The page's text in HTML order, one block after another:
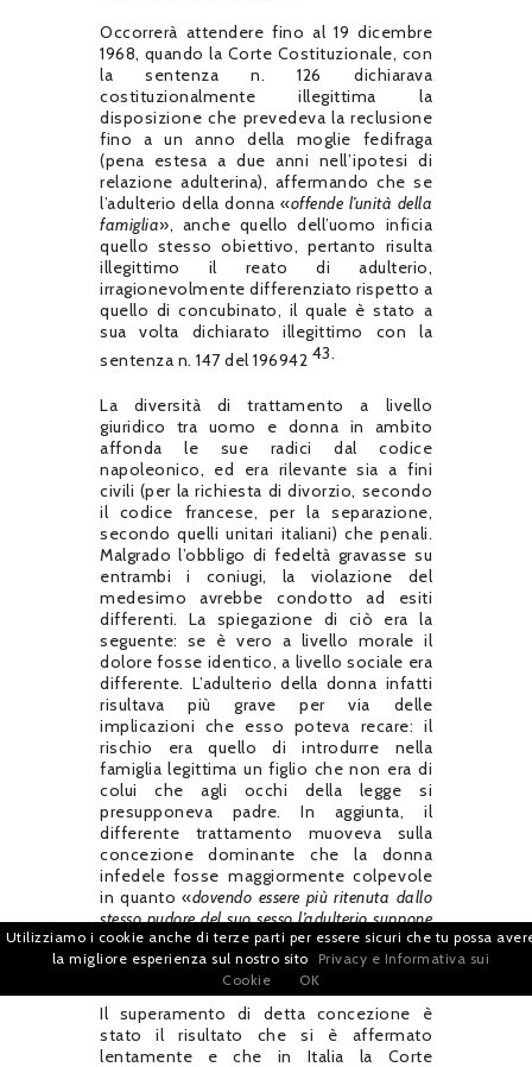
Occorrerà attendere fino al 19 dicembre
1968, quando la Corte Costituzionale, con
la sentenza n. 126 dichiarava
costituzionalmente illegittima la
disposizione che prevedeva la reclusione
fino a un anno della moglie fedifraga
(pena estesa a due anni nell’ipotesi di
relazione adulterina), affermando che se
l’adulterio della donna «offende l’unità della
famiglia», anche quello dell’uomo inficia
quello stesso obiettivo, pertanto risulta
illegittimo il reato di adulterio,
irragionevolmente differenziato rispetto a
quello di concubinato, il quale è stato a
sua volta dichiarato illegittimo con la
sentenza n. 147 del 196942 43.
La diversità di trattamento a livello
giuridico tra uomo e donna in ambito
affonda le sue radici dal codice
napoleonico, ed era rilevante sia a fini
civili (per la richiesta di divorzio, secondo
il codice francese, per la separazione,
secondo quelli unitari italiani) che penali.
Malgrado l’obbligo di fedeltà gravasse su
entrambi i coniugi, la violazione del
medesimo avrebbe condotto ad esiti
differenti. La spiegazione di ciò era la
seguente: se è vero a livello morale il
dolore fosse identico, a livello sociale era
differente. L’adulterio della donna infatti
risultava più grave per via delle
implicazioni che esso poteva recare: il
rischio era quello di introdurre nella
famiglia legittima un figlio che non era di
colui che agli occhi della legge si
presupponeva padre. In aggiunta, il
differente trattamento muoveva sulla
concezione dominante che la donna
infedele fosse maggiormente colpevole
in quanto «dovendo essere più ritenuta dallo
stesso pudore del suo sesso l’adulterio suppone
in lei maggiore depravazione», recando
offesa all’onore del marito 44.
Il superamento di detta concezione è
stato il risultato che si è affermato
lentamente e che in Italia la Corte
Utilizziamo i cookie anche di terze parti per essere sicuri che tu possa
la migliore esperienza sul nostro sito
Privacy e Informativa sui
Cookie
OK